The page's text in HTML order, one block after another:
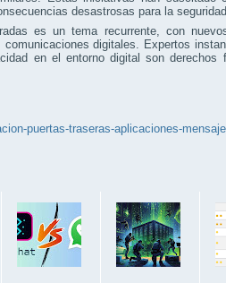
desastrosas para la
es un tema recurrente, con
digitales. Expertos
en el entorno digital son derechos
puertas-traseras-aplicaciones-